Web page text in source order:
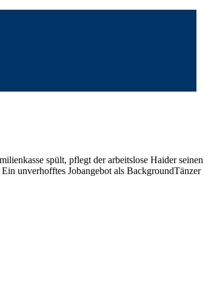
spült, pflegt der arbeitslose Haider seinen
unverhofftes Jobangebot als BackgroundTänzer